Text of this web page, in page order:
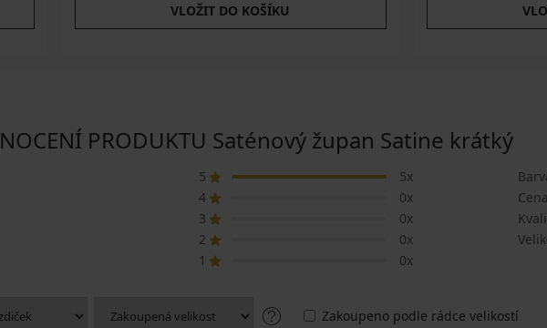
VLOŽIT DO KOŠÍKU
PRODUKTU Saténový župan Satine krátký
5
5x
4
0x
3
0x
2
0x
1
0x
Cena
Zakoupeno podle rádce velikostí